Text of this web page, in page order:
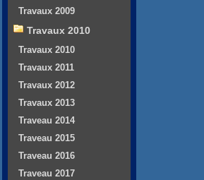
Travaux 2009
Travaux 2010
Travaux 2010
Travaux 2011
Travaux 2012
Travaux 2013
Traveau 2014
Traveau 2015
Traveau 2016
Traveau 2017